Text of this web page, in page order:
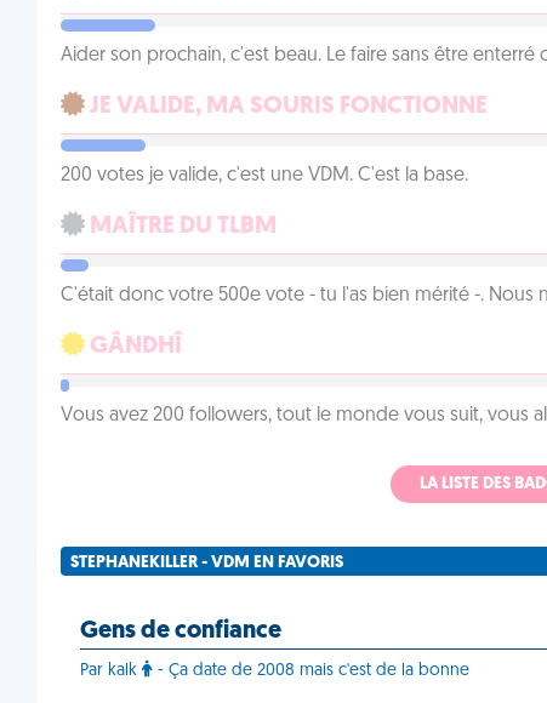
Aider son prochain, c'est beau. Le faire sans être
JE VALIDE, MA SOURIS FONCTIONNE
200 votes je valide, c'est une VDM. C'est la base.
MAÎTRE DU TLBM
C'était donc votre 500e vote - tu l'as bien mérité -. Nous
GÂNDHÎ
Vous avez 200 followers, tout le monde vous suit, vous
LA LISTE DES
STEPHANEKILLER - VDM EN FAVORIS
Gens de confiance
Par kalk - Ça date de 2008 mais c'est de la bonne